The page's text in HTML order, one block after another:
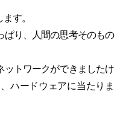
す。
り、人間の思考そのもの
トワークができましたけ
ハードウェアに当たりま